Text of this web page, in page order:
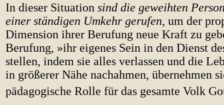
In dieser Situation sind die geweihten
einer ständigen Umkehr gerufen, um der
Dimension ihrer Berufung neue Kraft zu
Berufung, »ihr eigenes Sein in den Dienst
stellen, indem sie alles verlassen und die
in größerer Nähe nachahmen, übernehmen
pädagogische Rolle für das gesamte Volk